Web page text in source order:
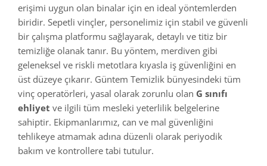
erişimi uygun olan binalar için en ideal yöntemlerden
biridir. Sepetli vinçler, personelimiz için stabil ve güvenli
bir çalışma platformu sağlayarak, detaylı ve titiz bir
temizliğe olanak tanır. Bu yöntem, merdiven gibi
geleneksel ve riskli metotlara kıyasla iş güvenliğini en
üst düzeye çıkarır. Güntem Temizlik bünyesindeki tüm
vinç operatörleri, yasal olarak zorunlu olan G sınıfı
ehliyet ve ilgili tüm mesleki yeterlilik belgelerine
sahiptir. Ekipmanlarımız, can ve mal güvenliğini
tehlikeye atmamak adına düzenli olarak periyodik
bakım ve kontrollere tabi tutulur.